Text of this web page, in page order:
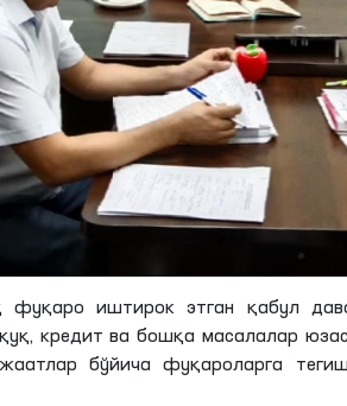
иштирок этган қабул
кредит ва бошқа масалалар
бўйича фуқароларга